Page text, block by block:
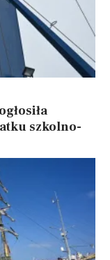
szkolno-